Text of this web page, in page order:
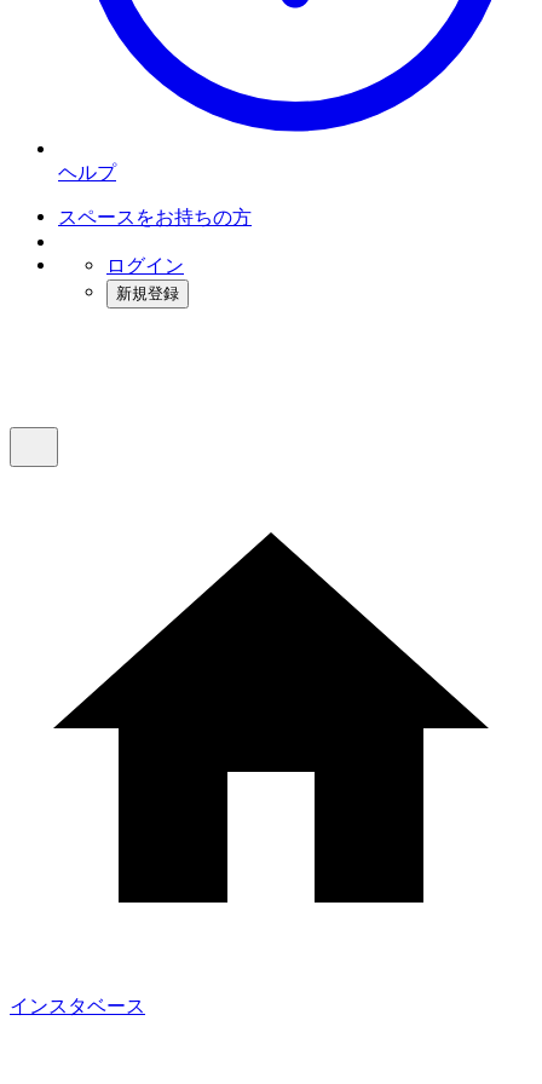
ヘルプ
スペースをお持ちの方
ログイン
新規登録
インスタベース